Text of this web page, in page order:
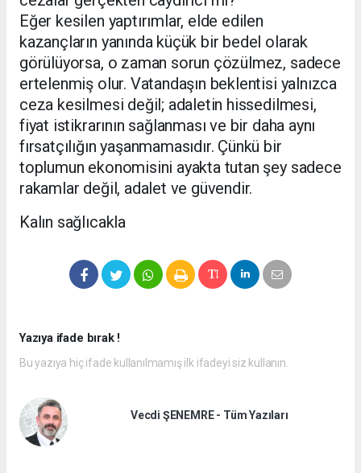
Eğer kesilen yaptırımlar, elde edilen
kazançların yanında küçük bir bedel olarak
görülüyorsa, o zaman sorun çözülmez, sadece
ertelenmiş olur. Vatandaşın beklentisi yalnızca
ceza kesilmesi değil; adaletin hissedilmesi,
fiyat istikrarının sağlanması ve bir daha aynı
fırsatçılığın yaşanmamasıdır. Çünkü bir
toplumun ekonomisini ayakta tutan şey sadece
rakamlar değil, adalet ve güvendir.
Kalın sağlıcakla
Yazıya ifade bırak !
Bu yazıya hiç ifade kullanılmamış ilk ifadeyi siz kullanın.
Vecdi ŞENEMRE - Tüm Yazıları